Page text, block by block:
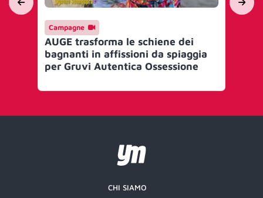
Campagne
AUGE trasforma le schiene dei
bagnanti in affissioni da spiaggia
per Gruvi Autentica Ossessione
CHI SIAMO